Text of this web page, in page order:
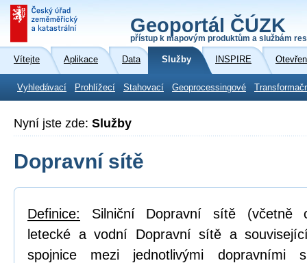
Geoportál ČÚZK
přístup k mapovým produktům a službám
Vítejte Aplikace Data Služby INSPIRE
Vyhledávací Prohlížecí Stahovací Geoprocessingové
Nyní jste zde: Služby
Dopravní sítě
Definice: Silniční Dopravní sítě (včetně
letecké a vodní Dopravní sítě a
spojnice mezi jednotlivými dopravními